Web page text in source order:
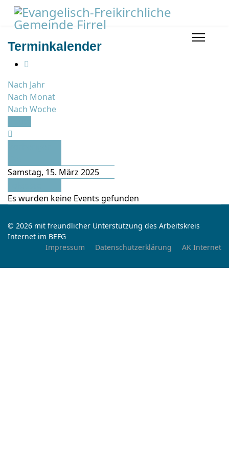
Terminkalender
Nach Jahr
Nach Monat
Nach Woche
Samstag, 15. März 2025
Es wurden keine Events gefunden
© 2026 mit freundlicher Unterstützung des Arbeitskreis
Internet im BEFG
Impressum
Datenschutzerklärung AK Internet